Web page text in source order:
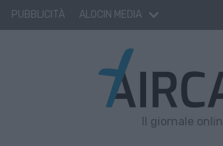
PUBBLICITÀ ALOCIN MEDIA
Il giornale